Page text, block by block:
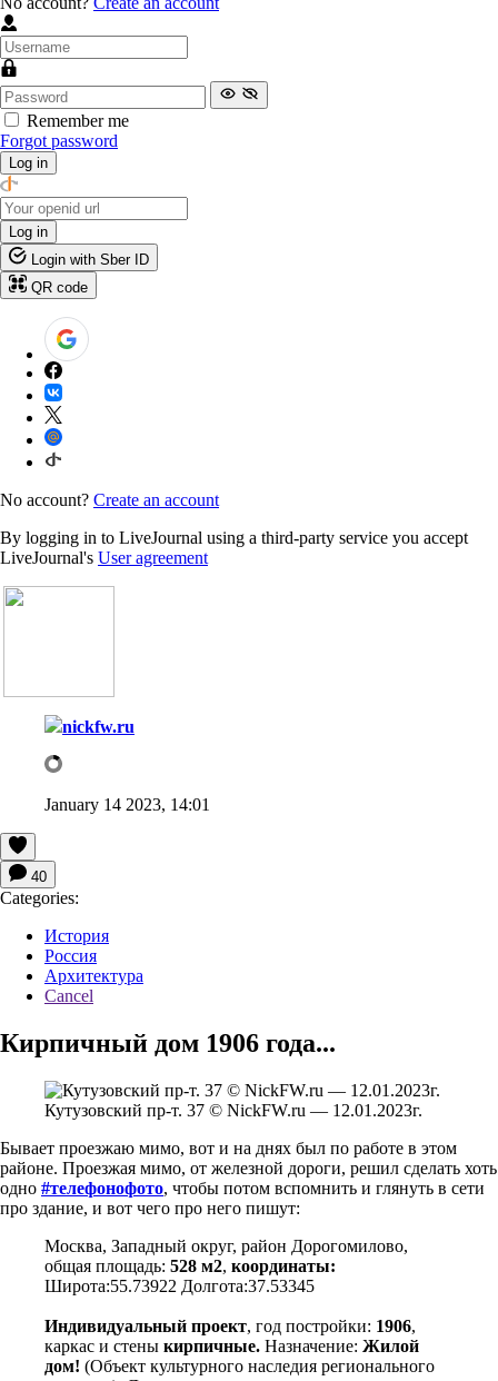
Remember me
Forgot password
Log in
Log in
Login with Sber ID
QR code
No account? Create an account
By logging in to LiveJournal using a third-party service you accept
LiveJournal's User agreement
nickfw.ru
January 14 2023, 14:01
40
Categories:
История
Россия
Архитектура
Cancel
Кирпичный дом 1906 года...
Кутузовский пр-т. 37 © NickFW.ru — 12.01.2023г.
Бывает проезжаю мимо, вот и на днях был по работе в этом
районе. Проезжая мимо, от железной дороги, решил сделать хоть
одно #телефонофото, чтобы потом вспомнить и глянуть в сети
про здание, и вот чего про него пишут:
Москва, Западный округ, район Дорогомилово,
общая площадь: 528 м2, координаты:
Широта:55.73922 Долгота:37.53345
Индивидуальный проект, год постройки: 1906,
каркас и стены кирпичные. Назначение: Жилой
дом! (Объект культурного наследия регионального